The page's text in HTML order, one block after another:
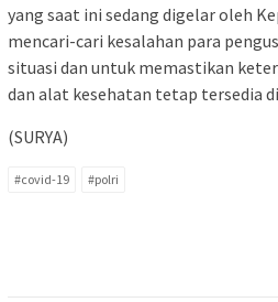
yang saat ini sedang digelar oleh
mencari-cari kesalahan para
situasi dan untuk memastikan
dan alat kesehatan tetap tersedia
(SURYA)
#covid-19 #polri